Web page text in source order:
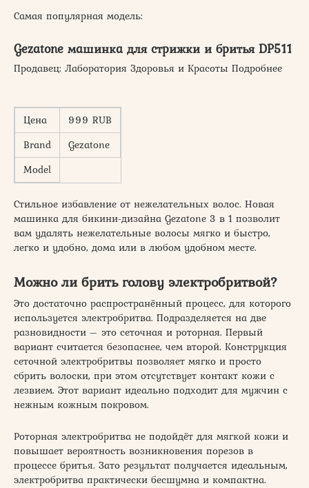
Самая популярная модель:
Gezatone машинка для стрижки и бритья DP511
Продавец: Лаборатория Здоровья и Красоты Подробнее
Цена
999 RUB
Brand
Gezatone
Model
Стильное избавление от нежелательных волос. Новая
машинка для бикини-дизайна Gezatone 3 в 1 позволит
вам удалять нежелательные волосы мягко и быстро,
легко и удобно, дома или в любом удобном месте.
Можно ли брить голову электробритвой?
Это достаточно распространённый процесс, для которого
используется электробритва. Подразделяется на две
разновидности – это сеточная и роторная. Первый
вариант считается безопаснее, чем второй. Конструкция
сеточной электробритвы позволяет мягко и просто
сбрить волоски, при этом отсутствует контакт кожи с
лезвием. Этот вариант идеально подходит для мужчин с
нежным кожным покровом.
Роторная электробритва не подойдёт для мягкой кожи и
повышает вероятность возникновения порезов в
процессе бритья. Зато результат получается идеальным,
электробритва практически бесшумна и компактна.